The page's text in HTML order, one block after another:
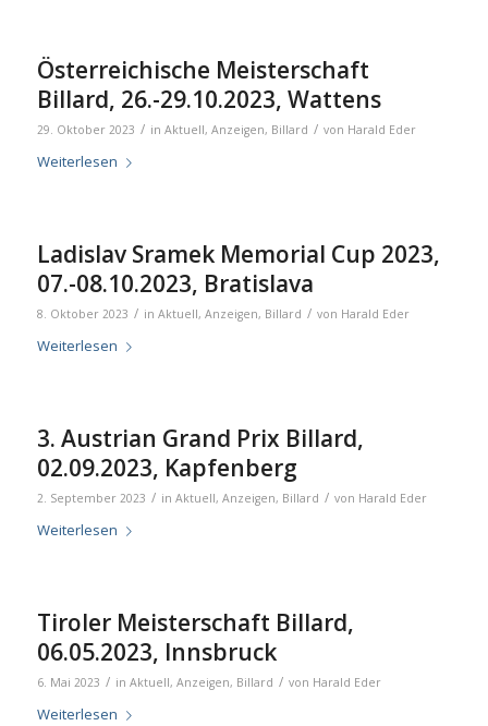
Österreichische Meisterschaft
Billard, 26.-29.10.2023, Wattens
29. Oktober 2023 / in Aktuell, Anzeigen, Billard / von Harald Eder
Weiterlesen
Ladislav Sramek Memorial Cup 2023,
07.-08.10.2023, Bratislava
8. Oktober 2023 / in Aktuell, Anzeigen, Billard / von Harald Eder
Weiterlesen
3. Austrian Grand Prix Billard,
02.09.2023, Kapfenberg
2. September 2023 / in Aktuell, Anzeigen, Billard / von Harald Eder
Weiterlesen
Tiroler Meisterschaft Billard,
06.05.2023, Innsbruck
6. Mai 2023 / in Aktuell, Anzeigen, Billard / von Harald Eder
Weiterlesen